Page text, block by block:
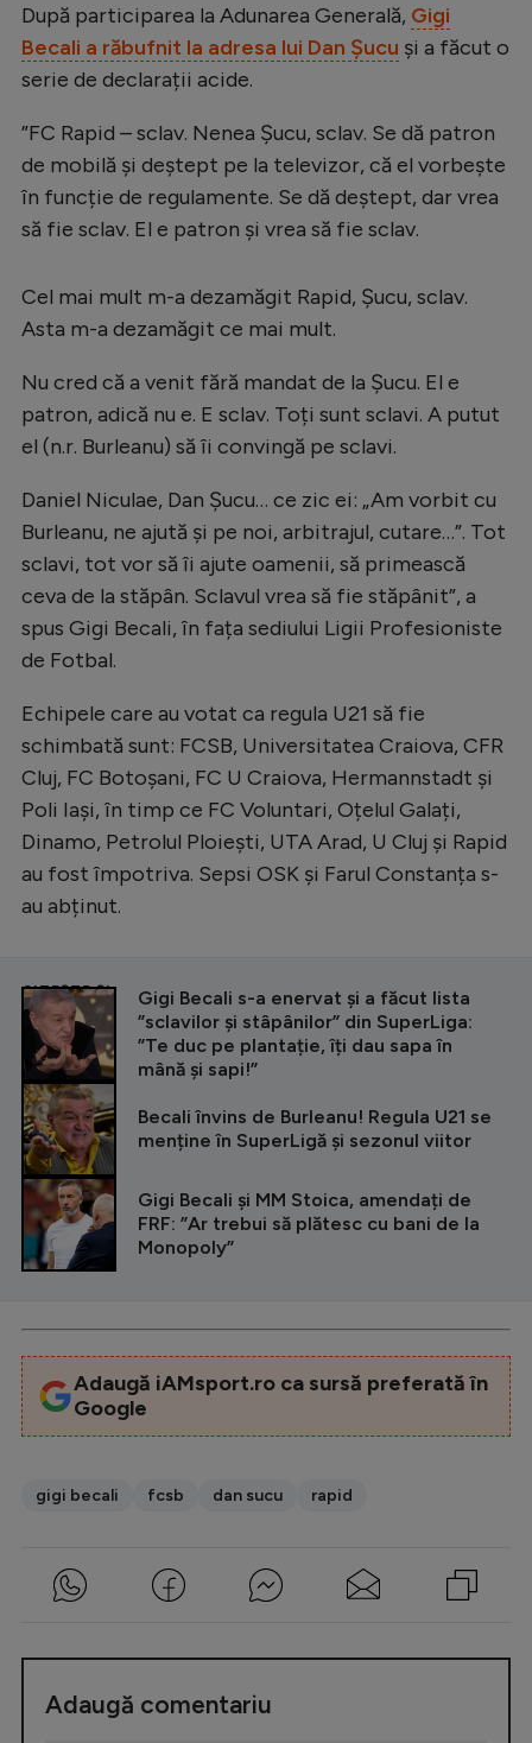
Intră în cont
Creează cont
După participarea la Adunarea Generală, Gigi
Becali a răbufnit la adresa lui Dan Șucu și a făcut o
serie de declarații acide.
”FC Rapid – sclav. Nenea Șucu, sclav. Se dă patron
de mobilă și deștept pe la televizor, că el vorbește
în funcție de regulamente. Se dă deștept, dar vrea
să fie sclav. El e patron și vrea să fie sclav.
Cel mai mult m-a dezamăgit Rapid, Șucu, sclav.
Asta m-a dezamăgit ce mai mult.
Nu cred că a venit fără mandat de la Șucu. El e
patron, adică nu e. E sclav. Toți sunt sclavi. A putut
el (n.r. Burleanu) să îi convingă pe sclavi.
Daniel Niculae, Dan Șucu… ce zic ei: „Am vorbit cu
Burleanu, ne ajută și pe noi, arbitrajul, cutare…”. Tot
sclavi, tot vor să îi ajute oamenii, să primească
ceva de la stăpân. Sclavul vrea să fie stăpânit”, a
spus Gigi Becali, în fața sediului Ligii Profesioniste
de Fotbal.
Echipele care au votat ca regula U21 să fie
schimbată sunt: FCSB, Universitatea Craiova, CFR
Cluj, FC Botoșani, FC U Craiova, Hermannstadt și
Poli Iași, în timp ce FC Voluntari, Oțelul Galați,
Dinamo, Petrolul Ploiești, UTA Arad, U Cluj și Rapid
au fost împotriva. Sepsi OSK și Farul Constanța s-
au abținut.
CITEȘTE ȘI
Gigi Becali s-a enervat și a făcut lista
”sclavilor și stâpânilor” din SuperLiga:
”Te duc pe plantație, îți dau sapa în
mână și sapi!”
Becali învins de Burleanu! Regula U21 se
menține în SuperLigă și sezonul viitor
Gigi Becali și MM Stoica, amendați de
FRF: ”Ar trebui să plătesc cu bani de la
Monopoly”
Adaugă iAMsport.ro ca sursă preferată în
Google
gigi becali fcsb dan sucu rapid
Adaugă comentariu